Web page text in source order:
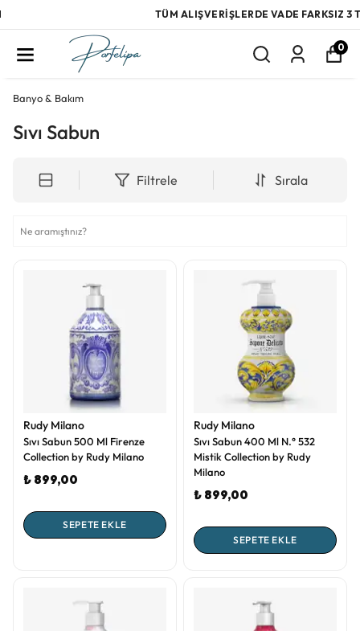
TÜM ALIŞVERİŞLERDE VADE FARKSIZ 3 TAKSİT
0
Banyo & Bakım
Sıvı Sabun
Filtrele Sırala
Rudy Milano
Sıvı Sabun 500 Ml Firenze
Collection by Rudy Milano
₺ 899,00
SEPETE EKLE
Rudy Milano
Sıvı Sabun 400 Ml N.° 532
Mistik Collection by Rudy
Milano
₺ 899,00
SEPETE EKLE